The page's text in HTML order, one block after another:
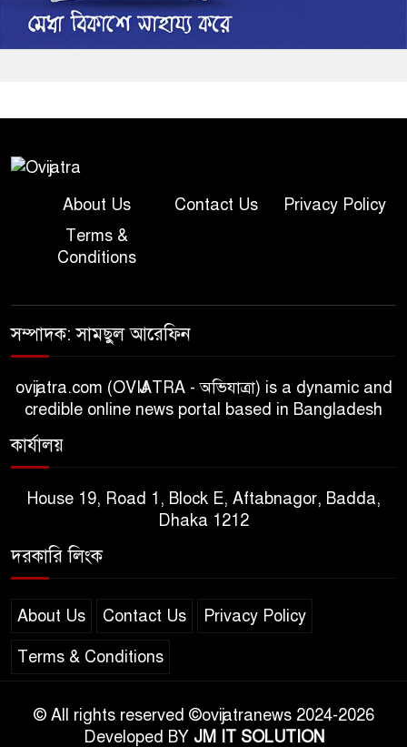
About Us Contact Us
Privacy Policy
Terms &
Conditions
সম্পাদক: সামছুল আরেফিন
ovijatra.com (OVIJATRA - অভিযাত্রা) is a dynamic and
credible online news portal based in Bangladesh
কার্যালয়
House 19, Road 1, Block E, Aftabnagor, Badda,
Dhaka 1212
দরকারি লিংক
About Us Contact Us Privacy Policy
Terms & Conditions
© All rights reserved ©ovijatranews 2024-2026
Developed BY JM IT SOLUTION